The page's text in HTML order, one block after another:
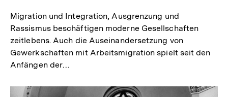
Migration und Integration, Ausgrenzung und
Rassismus beschäftigen moderne Gesellschaften
zeitlebens. Auch die Auseinandersetzung von
Gewerkschaften mit Arbeitsmigration spielt seit den
Anfängen der…